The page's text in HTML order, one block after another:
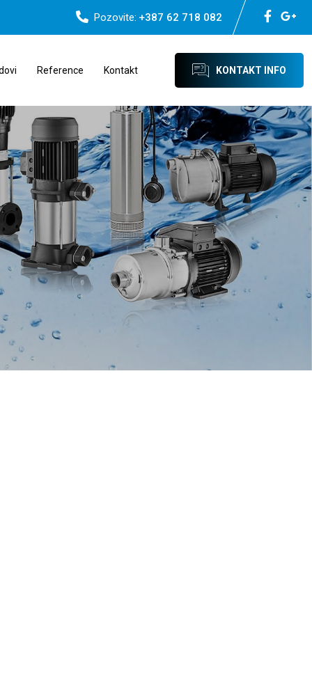
Pozovite: +387 62 718 082
Reference Kontakt KONTAKT INFO